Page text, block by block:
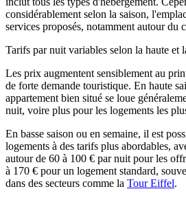
considérablement selon la saison,
services proposés, notamment autour du
Tarifs par nuit variables selon la haute et
Les prix augmentent sensiblement au
de forte demande touristique. En haute
appartement bien situé se loue
nuit, voire plus pour les logements les
En basse saison ou en semaine, il est
logements à des tarifs plus abordables,
autour de 60 à 100 € par nuit pour les
à 170 € pour un logement standard,
dans des secteurs comme la Tour Eiffel.